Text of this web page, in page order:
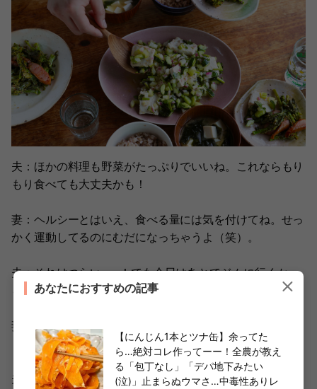
夫：ほかの料理も野菜がたっぷりでいいね。これならもり
もり食べても大丈夫かも！
妻：ヘルシーとはいえ、食べる量には気を付けてね。せっ
かく運動してるのにむだになっちゃうよ（笑）。
夫：それはつらい……！でも今日はあとでジムに行くか
ら、もう少し食べよう（笑）。
妻：結局……（笑）。
夫&妻：食べごたえたっぷりのヘルシーマリネサラダ、ぜ
あなたにおすすめの記事
【にんじん1本とツナ缶】余ってた
ら…絶対コレ作ってーー！全農が教え
る「包丁なし」「デパ地下みたい
(泣)」止まらぬウマさ…中毒性ありレ